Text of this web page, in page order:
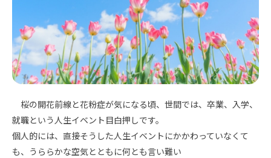
桜の開花前線と花粉症が気になる頃、世間では、卒業、入学、
就職という人生イベント目白押しです。
個人的には、直接そうした人生イベントにかかわっていなくて
も、うららかな空気とともに何とも言い難い